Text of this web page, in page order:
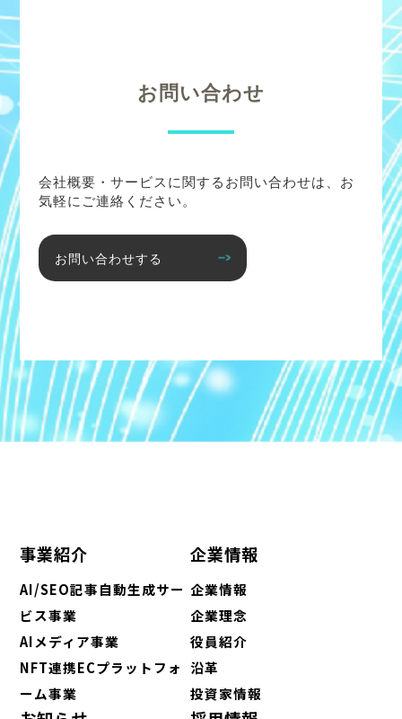
お問い合わせ
会社概要・サービスに関するお問い合わせは、お
気軽にご連絡ください。
お問い合わせする
事業紹介
AI/SEO記事自動生成サー
ビス事業
AIメディア事業
NFT連携ECプラットフォ
ーム事業
企業情報
企業情報
企業理念
役員紹介
沿革
投資家情報